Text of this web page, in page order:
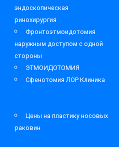
эндоскопическая
ринохирургия
Фронтоэтмоидотомия
наружным доступом с одной
стороны
ЭТМОИДОТОМИЯ
Сфенотомия ЛОР Клиника
Цены на пластику носовых
раковин